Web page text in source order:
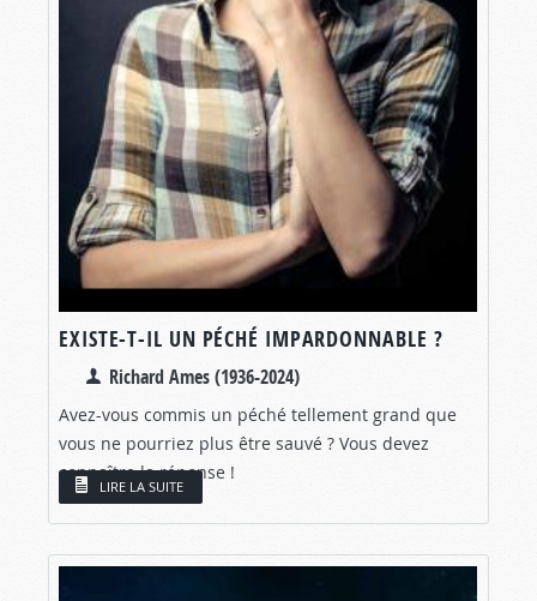
EXISTE-T-IL UN PÉCHÉ IMPARDONNABLE ?
Richard Ames (1936-2024)
Avez-vous commis un péché tellement grand que
vous ne pourriez plus être sauvé ? Vous devez
connaître la réponse !
LIRE LA SUITE